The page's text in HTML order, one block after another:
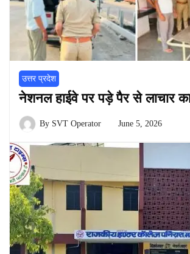
उत्तर प्रदेश
नेशनल हाईवे पर पड़े पैर से लाचार
By SVT Operator June 5, 2026